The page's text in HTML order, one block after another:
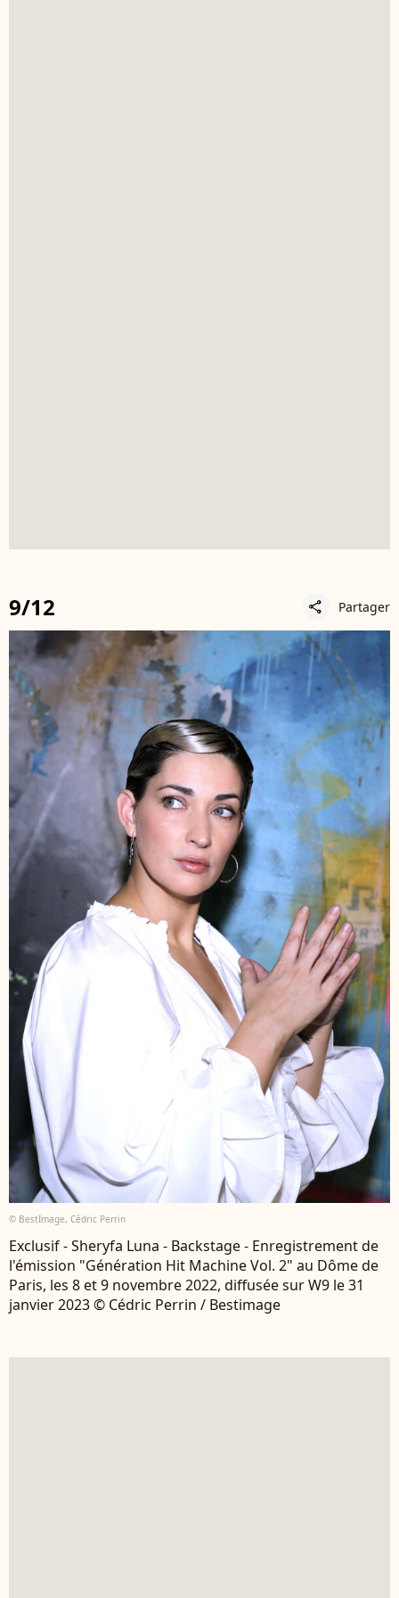
9/12 share Partager
© BestImage, Cédric Perrin
Exclusif - Sheryfa Luna - Backstage - Enregistrement de
l'émission "Génération Hit Machine Vol. 2" au Dôme de
Paris, les 8 et 9 novembre 2022, diffusée sur W9 le 31
janvier 2023 © Cédric Perrin / Bestimage